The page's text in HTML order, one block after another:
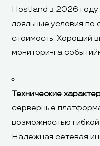
Hostland в 2026 году
лояльные условия
стоимость. Хороший
мониторинга
Технические
серверные
возможностью
Надежная сетевая